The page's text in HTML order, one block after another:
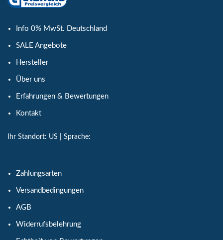
Info 0% MwSt. Deutschland
SALE Angebote
Hersteller
Über uns
Erfahrungen & Bewertungen
Kontakt
Ihr Standort: US | Sprache:
Zahlungsarten
Versandbedingungen
AGB
Widerrufsbelehrung